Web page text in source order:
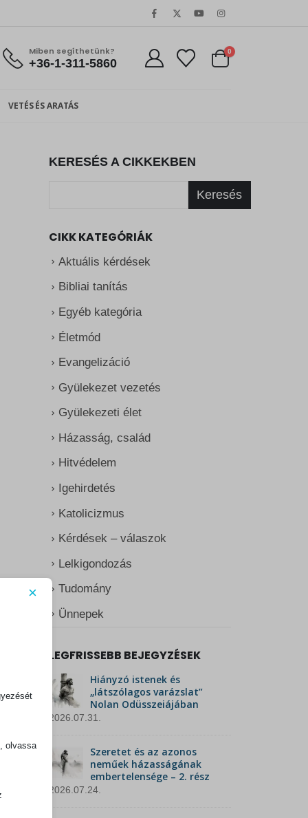
Miben segíthetünk?
+36-1-311-5860
0
VETÉS ÉS ARATÁS
KERESÉS A CIKKEKBEN
Keresés
CIKK KATEGÓRIÁK
Aktuális kérdések
Bibliai tanítás
Egyéb kategória
Életmód
Evangelizáció
Gyülekezet vezetés
Gyülekezeti élet
Házasság, család
Hitvédelem
Igehirdetés
Katolicizmus
Kérdések – válaszok
Lelkigondozás
Tudomány
Ünnepek
LEGFRISSEBB BEJEGYZÉSEK
Hiányzó istenek és
„látszólagos varázslat”
Nolan Odüsszeiájában
2026.07.31.
Szeretet és az azonos
neműek házasságának
embertelensége – 2. rész
2026.07.24.
×
olvassa